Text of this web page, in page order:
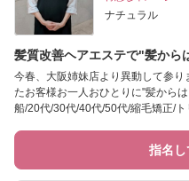
ナチュラル
髪質改善ヘアエステで"髪から
今春、大阪姉妹店より異動して参
たお客様お一人おひとりに"髪から
船/20代/30代/40代/50代/縮毛矯正/
指名し